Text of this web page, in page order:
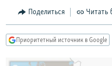
Вернутся
главной
навигации
Вернутся
МНЕНИЯ
IDEL.РЕАЛИИ
Поделиться Читать
Приоритетный источник в Google